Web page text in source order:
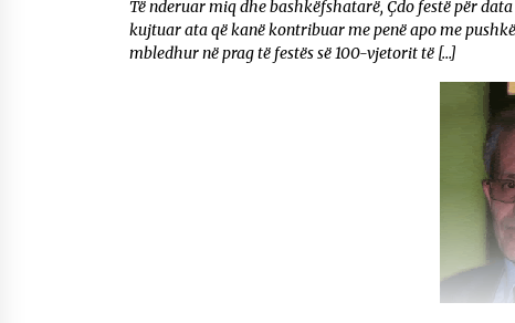
Të nderuar miq dhe bashkëfshatarë, Çdo festë për
kujtuar ata që kanë kontribuar me penë apo me
mbledhur në prag të festës së 100-vjetorit të […]